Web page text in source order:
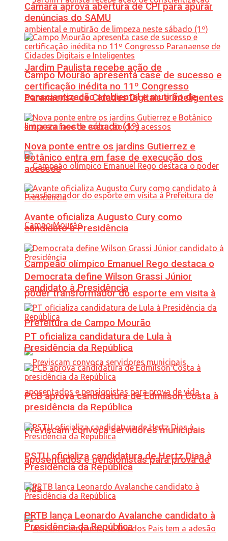
Jardim Paulista recebe ação de
conscientização ambiental e mutirão de
limpeza neste sábado (1º)
Campeão olímpico Emanuel Rego destaca o
poder transformador do esporte em visita à
Prefeitura de Campo Mourão
Previscam convoca servidores municipais
aposentados e pensionistas para prova de
vida
Câmara aprova abertura de CPI para apurar
denúncias do SAMU
Campo Mourão apresenta case de sucesso e
certificação inédita no 11º Congresso
Paranaense de Cidades Digitais e Inteligentes
Nova ponte entre os jardins Gutierrez e
Botânico entra em fase de execução dos
acessos
Avante oficializa Augusto Cury como
candidato à Presidência
Democrata define Wilson Grassi Júnior
candidato à Presidência
PT oficializa candidatura de Lula à
Presidência da República
PCB aprova candidatura de Edmilson Costa à
presidência da República
PSTU oficializa candidatura de Hertz Dias à
Presidência da República
PRTB lança Leonardo Avalanche candidato à
Presidência da República